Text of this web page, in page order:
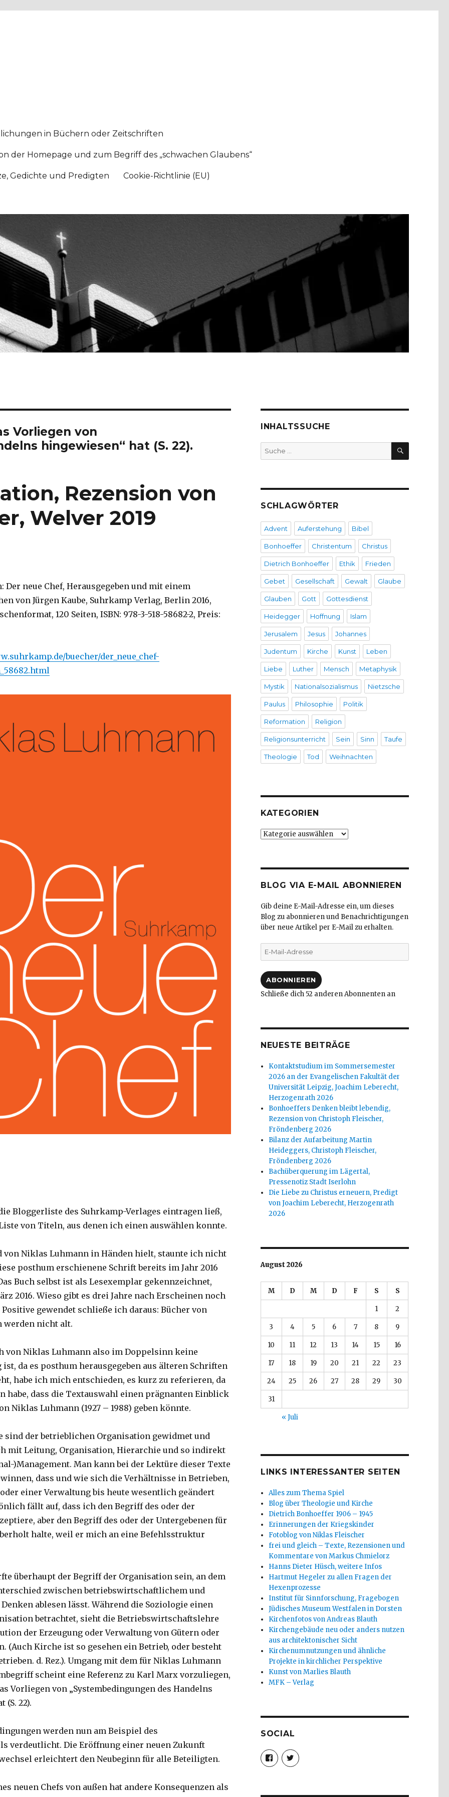
in Büchern oder Zeitschriften
der Homepage und zum Begriff des „schwachen Glaubens“
Gedichte und Predigten Cookie-Richtlinie (EU)
Vorliegen von
hingewiesen“ hat (S. 22).
Rezension von
Welver 2019
Der neue Chef, Herausgegeben und mit einem
von Jürgen Kaube, Suhrkamp Verlag, Berlin 2016,
120 Seiten, ISBN: 978-3-518-58682-2, Preis:
buecher/der_neue_chef-
Bloggerliste des Suhrkamp-Verlages eintragen ließ,
von Titeln, aus denen ich einen auswählen konnte.
von Niklas Luhmann in Händen hielt, staunte ich nicht
posthum erschienene Schrift bereits im Jahr 2016
Buch selbst ist als Lesexemplar gekennzeichnet,
2016. Wieso gibt es drei Jahre nach Erscheinen noch
Positive gewendet schließe ich daraus: Bücher von
werden nicht alt.
von Niklas Luhmann also im Doppelsinn keine
da es posthum herausgegeben aus älteren Schriften
habe ich mich entschieden, es kurz zu referieren, da
habe, dass die Textauswahl einen prägnanten Einblick
Niklas Luhmann (1927 – 1988) geben könnte.
sind der betrieblichen Organisation gewidmet und
mit Leitung, Organisation, Hierarchie und so indirekt
)Management. Man kann bei der Lektüre dieser Texte
dass und wie sich die Verhältnisse in Betrieben,
einer Verwaltung bis heute wesentlich geändert
fällt auf, dass ich den Begriff des oder der
aber den Begriff des oder der Untergebenen für
halte, weil er mich an eine Befehlsstruktur
überhaupt der Begriff der Organisation sein, an dem
zwischen betriebswirtschaftlichem und
ablesen lässt. Während die Soziologie einen
betrachtet, sieht die Betriebswirtschaftslehre
der Erzeugung oder Verwaltung von Gütern oder
(Auch Kirche ist so gesehen ein Betrieb, oder besteht
d. Rez.). Umgang mit dem für Niklas Luhmann
scheint eine Referenz zu Karl Marx vorzuliegen,
Vorliegen von „Systembedingungen des Handelns
(S. 22).
werden nun am Beispiel des
verdeutlicht. Die Eröffnung einer neuen Zukunft
erleichtert den Neubeginn für alle Beteiligten.
neuen Chefs von außen hat andere Konsequenzen als
INHALTSSUCHE
Suche
nach:
SUCHEN
SCHLAGWÖRTER
Advent Auferstehung Bibel
Bonhoeffer Christentum Christus
Dietrich Bonhoeffer Ethik Frieden
Gebet Gesellschaft Gewalt Glaube
Glauben Gott Gottesdienst
Heidegger Hoffnung Islam
Jerusalem Jesus Johannes
Judentum Kirche Kunst Leben
Liebe Luther Mensch Metaphysik
Mystik Nationalsozialismus Nietzsche
Paulus Philosophie Politik
Reformation Religion
Religionsunterricht Sein Sinn Taufe
Theologie Tod Weihnachten
KATEGORIEN
Kategorien
BLOG VIA E-MAIL ABONNIEREN
Gib deine E-Mail-Adresse ein, um dieses
Blog zu abonnieren und Benachrichtigungen
über neue Artikel per E-Mail zu erhalten.
E-
Mail-
ABONNIEREN
Schließe dich 52 anderen Abonnenten an
NEUESTE BEITRÄGE
Kontaktstudium im Sommersemester
2026 an der Evangelischen Fakultät der
Universität Leipzig, Joachim Leberecht,
Herzogenrath 2026
Bonhoeffers Denken bleibt lebendig,
Rezension von Christoph Fleischer,
Fröndenberg 2026
Bilanz der Aufarbeitung Martin
Heideggers, Christoph Fleischer,
Fröndenberg 2026
Bachüberquerung im Lägertal,
Pressenotiz Stadt Iserlohn
Die Liebe zu Christus erneuern, Predigt
von Joachim Leberecht, Herzogenrath
2026
August 2026
M D M D F S S
1 2
3 4 5 6 7 8 9
10 11 12 13 14 15 16
17 18 19 20 21 22 23
24 25 26 27 28 29 30
31
« Juli
LINKS INTERESSANTER SEITEN
Alles zum Thema Spiel
Blog über Theologie und Kirche
Dietrich Bonhoeffer 1906 – 1945
Erinnerungen der Kriegskinder
Fotoblog von Niklas Fleischer
frei und gleich – Texte, Rezensionen und
Kommentare von Markus Chmielorz
Hanns Dieter Hüsch, weitere Infos
Hartmut Hegeler zu allen Fragen der
Hexenprozesse
Institut für Sinnforschung, Fragebogen
Jüdisches Museum Westfalen in Dorsten
Kirchenfotos von Andreas Blauth
Kirchengebäude neu oder anders nutzen
aus architektonischer Sicht
Kirchenumnutzungen und ähnliche
Projekte in kirchlicher Perspektive
Kunst von Marlies Blauth
MFK – Verlag
SOCIAL
Profil
von
christoph.fleischer1
anzeigen
Profil
von
anzeigen